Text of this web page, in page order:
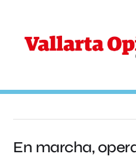
En marcha,